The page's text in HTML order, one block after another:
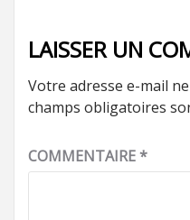
LAISSER UN
Votre adresse e-mail
champs obligatoires
COMMENTAIRE*